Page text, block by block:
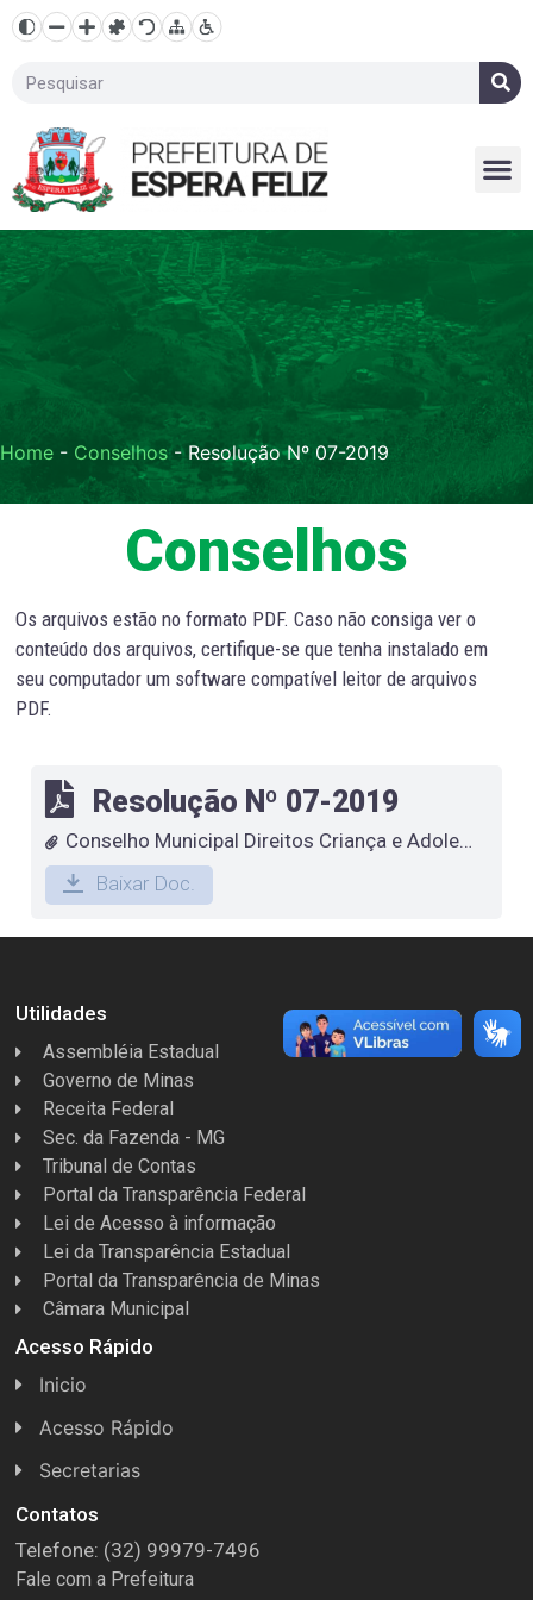
Home - Conselhos- Resolução Nº 07-2019
Conselhos
Os arquivos estão no formato PDF. Caso não consiga ver o
conteúdo dos arquivos, certifique-se que tenha instalado em
seu computador um software compatível leitor de arquivos
PDF.
Resolução Nº 07-2019
Conselho Municipal Direitos Criança e Adolescente
Baixar Doc.
Utilidades
Assembléia Estadual
Governo de Minas
Receita Federal
Sec. da Fazenda - MG
Tribunal de Contas
Portal da Transparência Federal
Lei de Acesso à informação
Lei da Transparência Estadual
Portal da Transparência de Minas
Câmara Municipal
Acesso Rápido
Inicio
Acesso Rápido
Concursos
Conselhos
Espera Feliz Antigamente
Secretarias
Licitações
Secretaria de Esportes
Contatos
Telefone: (32) 99979-7496
Fale com a Prefeitura